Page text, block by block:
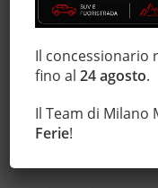
MP3
Servosterzo
Volante
Il
fino al24 agosto.
Il Team di Milano
Ferie!